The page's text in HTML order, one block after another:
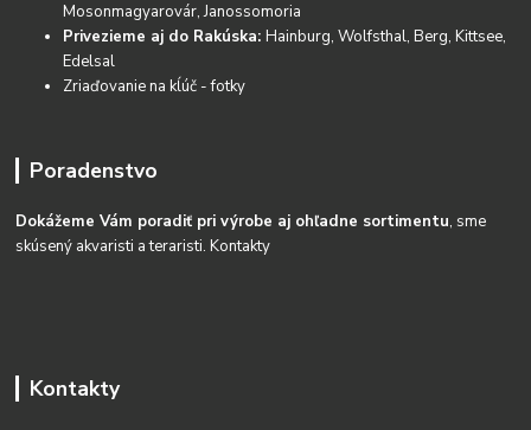
Mosonmagyarovár, Janossomoria
Privezieme aj do Rakúska:Hainburg, Wolfsthal, Berg, Kittsee,
Edelsal
Zriaďovanie na kĺúč - fotky
Poradenstvo
Dokážeme Vám poradiť pri výrobe aj ohľadne sortimentu, sme
skúsený akvaristi a teraristi.Kontakty
Kontakty